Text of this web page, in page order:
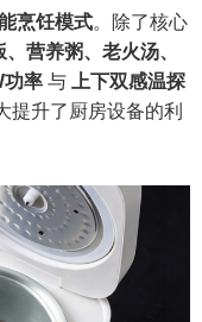
烹饪模式。除了核心
、营养粥、老火汤、
功率 与
上下双感温探
提升了厨房设备的利